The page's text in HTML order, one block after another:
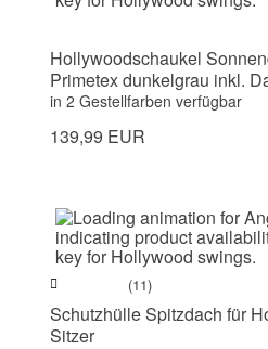
Hollywoodschaukel
Primetex dunkelgrau inkl.
in 2 Gestellfarben verfügbar
139,99 EUR
(11)
Schutzhülle Spitzdach für
Sitzer